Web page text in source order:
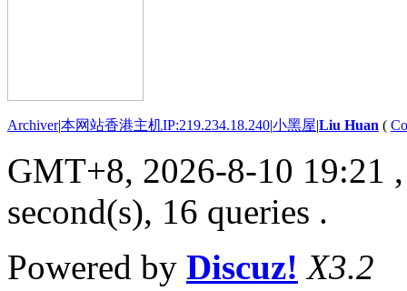
Archiver|本网站香港主机IP:219.234.18.240|小黑屋|Liu Huan (
GMT+8, 2026-8-10 19:21
second(s), 16 queries .
Powered by Discuz! X3.2